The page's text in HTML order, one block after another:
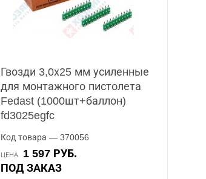
Гвозди 3,0х25 мм усиленные
для монтажного пистолета
Fedast (1000шт+баллон)
fd3025egfc
Код товара — 370056
ЦЕНА
1 597 РУБ.
ПОД ЗАКАЗ